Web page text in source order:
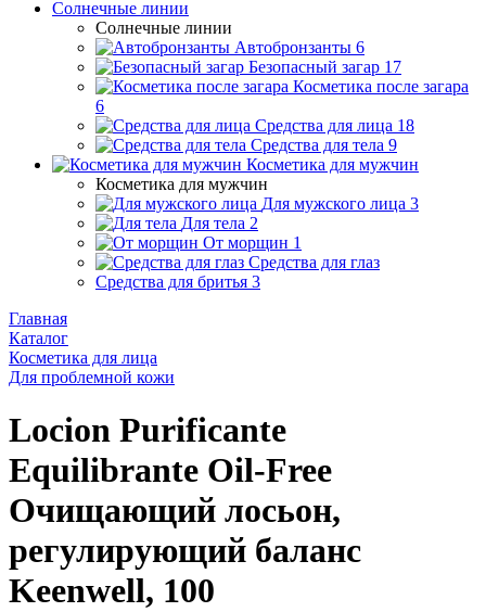
Солнечные линии
Солнечные линии
Автобронзанты 6
Безопасный загар 17
Косметика после загара
6
Средства для лица 18
Средства для тела 9
Косметика для мужчин
Косметика для мужчин
Для мужского лица 3
Для тела 2
От морщин 1
Средства для глаз
Средства для бритья 3
Главная
Каталог
Косметика для лица
Для проблемной кожи
Locion Purificante
Equilibrante Oil-Free
Очищающий лосьон,
регулирующий баланс
Keenwell, 100